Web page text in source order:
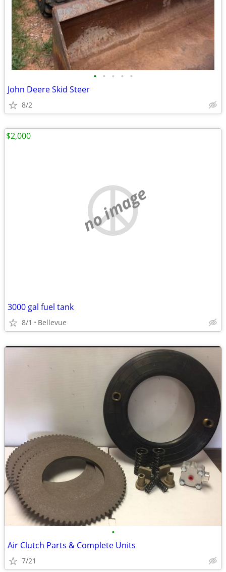
• • • • •
John Deere Skid Steer
8/2
no image
3000 gal fuel tank
8/1 Bellevue
$2,000
•
Air Clutch Parts & Complete Units
7/21